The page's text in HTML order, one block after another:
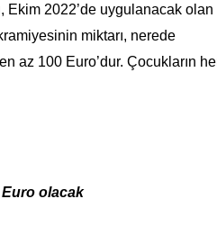
Ekim 2022’de uygulanacak olan
miktarı, nerede
az 100 Euro’dur. Çocukların
Euro olacak